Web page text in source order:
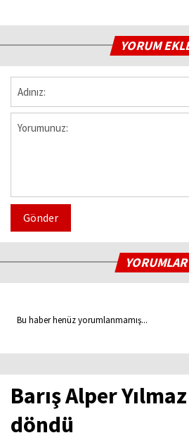
YORUM
Gönder
YORUMLAR
Bu haber henüz yorumlanmamış...
Barış Alper
döndü